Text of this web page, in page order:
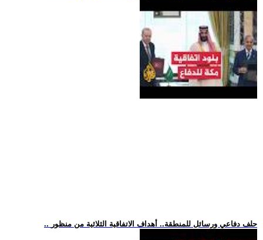
.. حلف دفاعي ورسائل للمنطقة.. أهداف الاتفاقية الثلاثية من منظور